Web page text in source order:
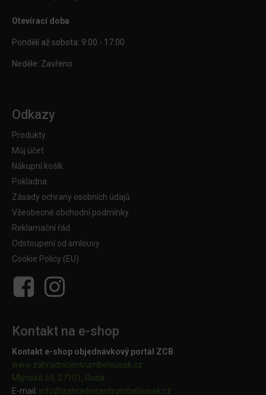
Otevírací doba
Pondělí až sobota: 9:00 - 17:00
Neděle: Zavřeno
Odkazy
Produkty
Můj účet
Nákupní košík
Pokladna
Zásady ochrany osobních údajů
Všeobecné obchodní podmínky
Reklamační řád
Odstoupení od smlouvy
Cookie Policy (EU)
Kontakt na e-shop
Kontakt e-shop objednávkový portál ZCB
www.zahradnicentrumbelousek.cz
Mlýnská 59, 27101, Ruda
E-mail: info@zahradnicentrumbelousek. cz